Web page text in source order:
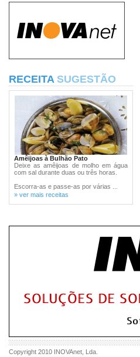
RECEITA SUGESTÃO
Amêijoas à Bulhão Pato
Deixe as amêijoas de molho em água
com sal durante duas ou três horas.
Escorra-as e passe-as por várias ...
» ver mais receitas
Copyright 2010 INOVAnet , Lda.